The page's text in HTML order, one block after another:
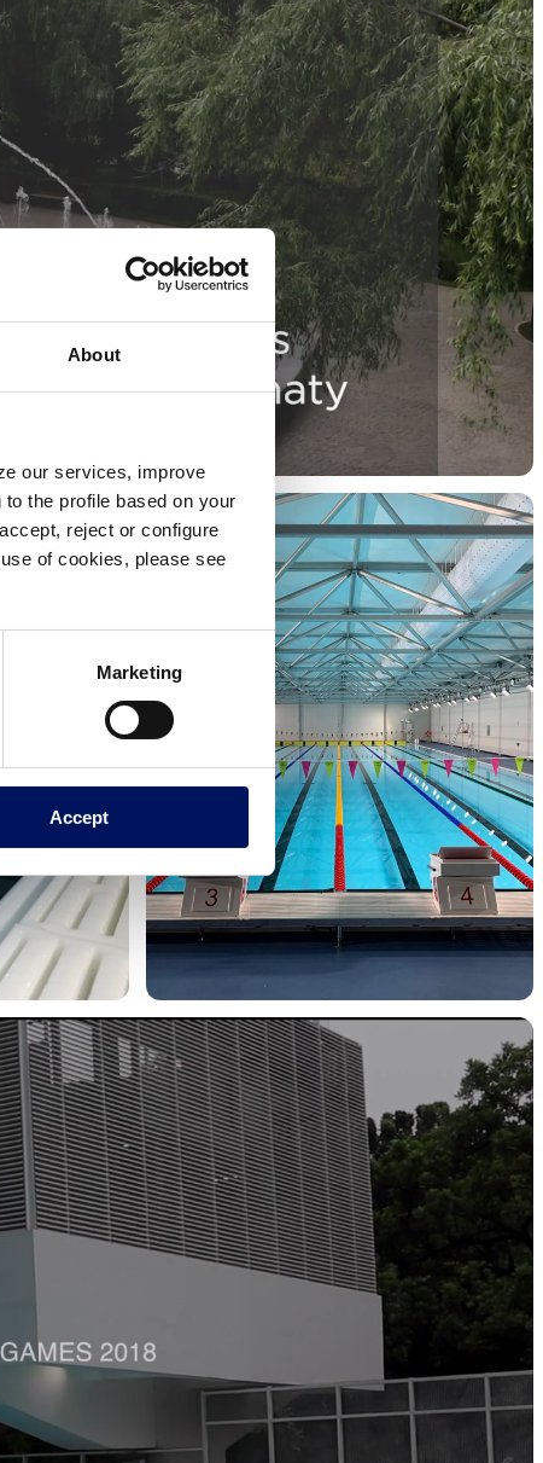
About
our services, improve
the profile based on your
reject or configure
of cookies, please see
Marketing
Accept